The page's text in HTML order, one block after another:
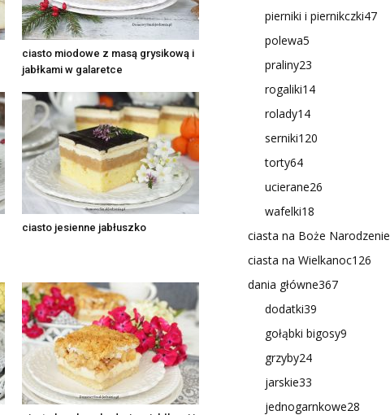
ciasto miodowe z masą grysikową i
jabłkami w galaretce
ciasto jesienne jabłuszko
pierniki i piernikczki47
polewa5
praliny23
rogaliki14
rolady14
serniki120
torty64
ucierane26
wafelki18
ciasta na Boże Narodzenie
ciasta na Wielkanoc126
dania główne367
dodatki39
gołąbki bigosy9
grzyby24
jarskie33
jednogarnkowe28